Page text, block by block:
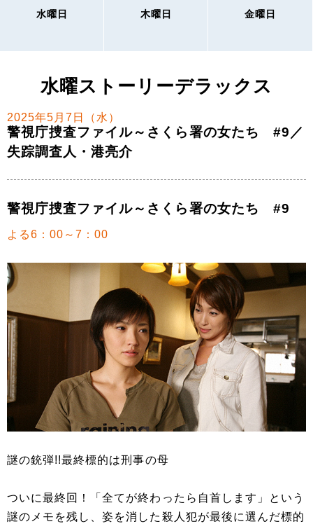
水曜日 木曜日 金曜日
水曜ストーリーデラックス
2025年5月7日（水）
警視庁捜査ファイル～さくら署の女たち #9／
失踪調査人・港亮介
警視庁捜査ファイル～さくら署の女たち #9
よる6：00～7：00
謎の銃弾!!最終標的は刑事の母
ついに最終回！「全てが終わったら自首します」という
謎のメモを残し、姿を消した殺人犯が最後に選んだ標的